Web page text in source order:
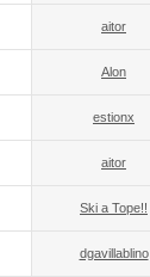
aitor
Alon
estionx
aitor
Ski a Tope!!
dgavillablino